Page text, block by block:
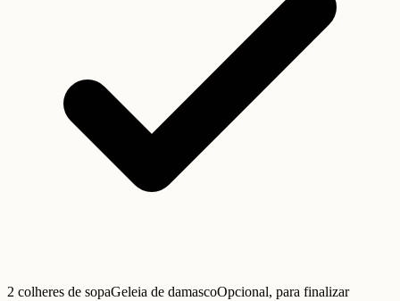
2 colheres de sopaGeleia de damascoOpcional, para finalizar